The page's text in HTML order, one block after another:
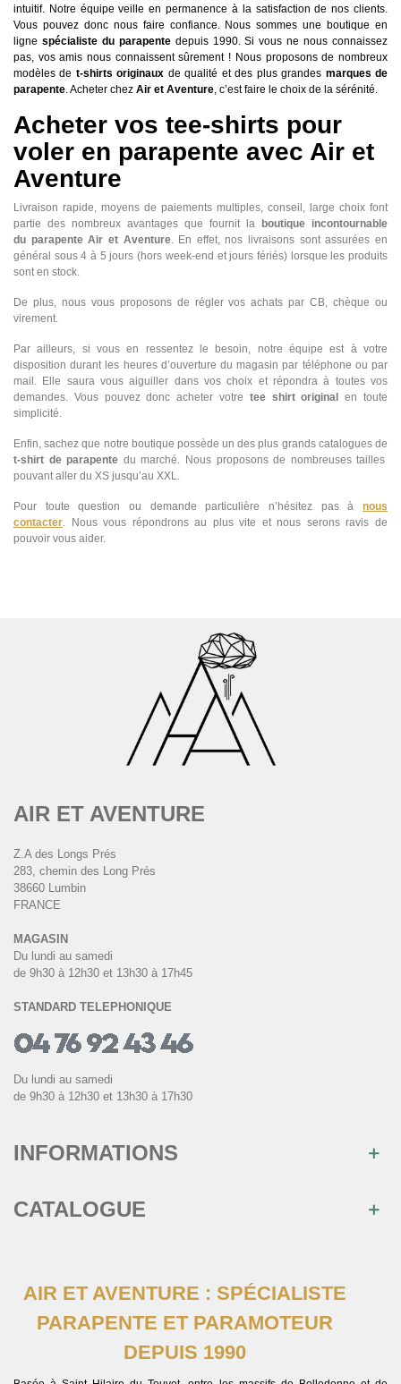
intuitif. Notre équipe veille en permanence à la satisfaction de nos clients.
Vous pouvez donc nous faire confiance. Nous sommes une boutique en
ligne spécialiste du parapentedepuis 1990. Si vous ne nous connaissez
pas, vos amis nous connaissent sûrement ! Nous proposons de nombreux
modèles de t-shirts originaux de qualité et des plus grandes marques de
parapente . Acheter chez Air et Aventure , c’est faire le choix de la sérénité.
Acheter vos tee-shirts pour
voler en parapente avec Air et
Aventure
Livraison rapide, moyens de paiements multiples, conseil, large choix font
partie des nombreux avantages que fournit la boutique incontournable
du parapenteAir et Aventure. En effet, nos livraisons sont assurées en
général sous 4 à 5 jours (hors week-end et jours fériés) lorsque les produits
sont en stock.
De plus, nous vous proposons de régler vos achats par CB, chèque ou
virement.
Par ailleurs, si vous en ressentez le besoin, notre équipe est à votre
disposition durant les heures d’ouverture du magasin par téléphone ou par
mail. Elle saura vous aiguiller dans vos choix et répondra à toutes vos
demandes. Vous pouvez donc acheter votre tee shirt original en toute
simplicité.
Enfin, sachez que notre boutique possède un des plus grands catalogues de
t-shirt de parapente du marché. Nous proposons de nombreuses tailles
pouvant aller du XS jusqu’au XXL.
Pour toute question ou demande particulière n’hésitez pas à nous
contacter . Nous vous répondrons au plus vite et nous serons ravis de
pouvoir vous aider.
AIR ET AVENTURE
Z.A des Longs Prés
283, chemin des Long Prés
38660 Lumbin
FRANCE
MAGASIN
Du lundi au samedi
de 9h30 à 12h30 et 13h30 à 17h45
STANDARD TELEPHONIQUE
Du lundi au samedi
de 9h30 à 12h30 et 13h30 à 17h30
INFORMATIONS
CATALOGUE
AIR ET AVENTURE : SPÉCIALISTE
PARAPENTE ET PARAMOTEUR
DEPUIS 1990